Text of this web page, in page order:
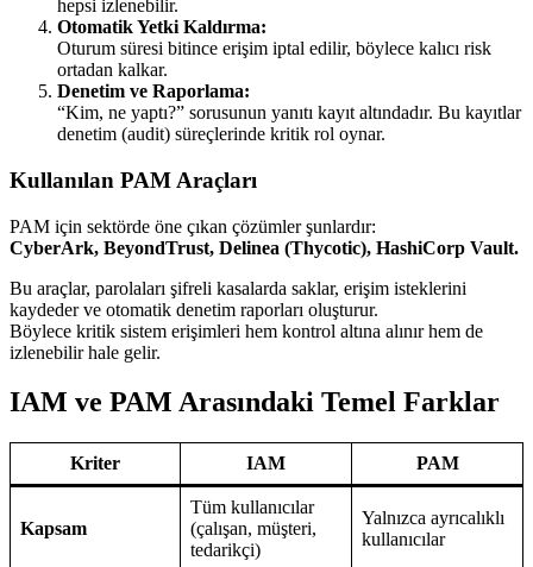
hepsi izlenebilir.
Otomatik Yetki Kaldırma:
Oturum süresi bitince erişim iptal edilir, böylece kalıcı risk
ortadan kalkar.
Denetim ve Raporlama:
“Kim, ne yaptı?” sorusunun yanıtı kayıt altındadır. Bu kayıtlar
denetim (audit) süreçlerinde kritik rol oynar.
Kullanılan PAM Araçları
PAM için sektörde öne çıkan çözümler şunlardır:
CyberArk, BeyondTrust, Delinea (Thycotic), HashiCorp Vault.
Bu araçlar, parolaları şifreli kasalarda saklar, erişim isteklerini
kaydeder ve otomatik denetim raporları oluşturur.
Böylece kritik sistem erişimleri hem kontrol altına alınır hem de
izlenebilir hale gelir.
IAM ve PAM Arasındaki Temel Farklar
Kriter IAM PAM
Kapsam
Tüm kullanıcılar
(çalışan, müşteri,
tedarikçi)
Yalnızca ayrıcalıklı
kullanıcılar